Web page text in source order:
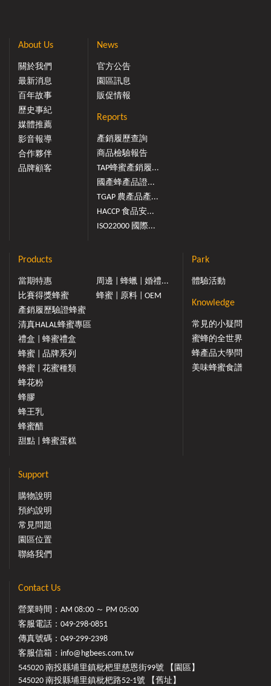
About Us
關於我們
最新消息
百年故事
歷史事紀
媒體推薦
影音報導
合作夥伴
品牌顧客
News
官方公告
園區訊息
販促情報
Reports
產銷履歷查詢
商品檢驗報告
TAP蜂蜜產銷履...
國產蜂產品證...
TGAP 農產品產...
HACCP 食品安...
ISO22000 國際...
Products
當期特惠
比賽得獎蜂蜜
產銷履歷驗證蜂蜜
清真HALAL蜂蜜專區
禮盒 | 蜂蜜禮盒
蜂蜜 | 品牌系列
蜂蜜 | 花蜜種類
蜂花粉
蜂膠
蜂王乳
蜂蜜醋
甜點 | 蜂蜜蛋糕
周邊 | 蜂蠟 | 婚禮...
蜂蜜 | 原料 | OEM
Park
體驗活動
Knowledge
常見的小疑問
蜜蜂的全世界
蜂產品大學問
美味蜂蜜食譜
Support
購物說明
預約說明
常見問題
園區位置
聯絡我們
Contact Us
營業時間：AM 08:00 ～ PM 05:00
客服電話： 049-298-0851
傳真號碼：049-299-2398
客服信箱： info@hgbees.com.tw
545020 南投縣埔里鎮枇杷里慈恩街99號 【園區】
545020 南投縣埔里鎮枇杷路52-1號 【舊址】